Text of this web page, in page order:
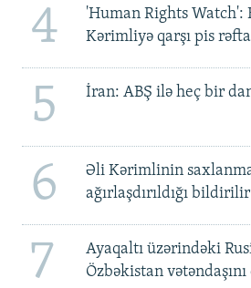
4
'Human Rights
Kərimliyə qarşı pis
5 İran: ABŞ ilə heç bir
6
Əli Kərimlinin
ağırlaşdırıldığı bildirilir
7
Ayaqaltı üzərindəki
Özbəkistan